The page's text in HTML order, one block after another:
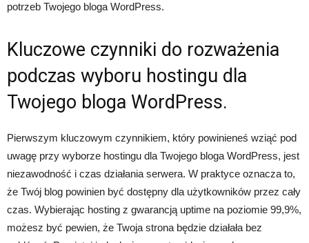
potrzeb Twojego bloga WordPress.
Kluczowe czynniki do rozważenia
podczas wyboru hostingu dla
Twojego bloga WordPress.
Pierwszym kluczowym czynnikiem, który powinieneś wziąć pod
uwagę przy wyborze hostingu dla Twojego bloga WordPress, jest
niezawodność i czas działania serwera. W praktyce oznacza to,
że Twój blog powinien być dostępny dla użytkowników przez cały
czas. Wybierając hosting z gwarancją uptime na poziomie 99,9%,
możesz być pewien, że Twoja strona będzie działała bez